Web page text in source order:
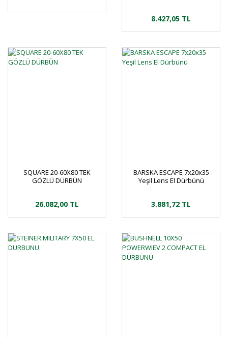
8.427,05 TL
SQUARE 20-60X80 TEK
GÖZLÜ DÜRBÜN
26.082,00 TL
BARSKA ESCAPE 7x20x35
Yeşil Lens El Dürbünü
3.881,72 TL